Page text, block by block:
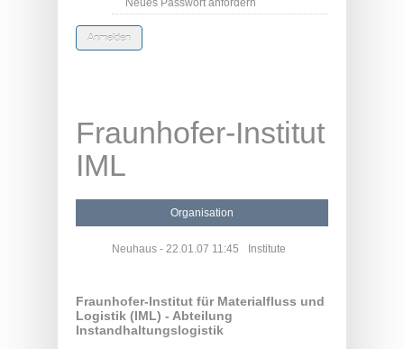
Neues Passwort anfordern
Fraunhofer-Institut
IML
Organisation
Neuhaus - 22.01.07 11:45 Institute
Fraunhofer-Institut für Materialfluss und
Logistik (IML) - Abteilung
Instandhaltungslogistik